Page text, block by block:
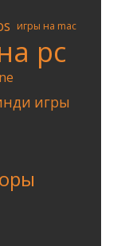
игры на mac
pc
игры